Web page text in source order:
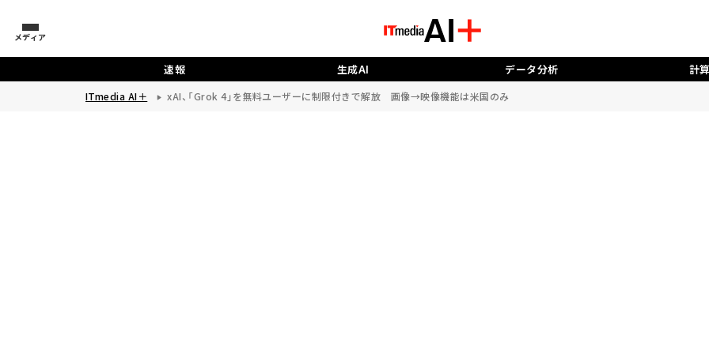
メディア
速報 生成AI データ分析 計
ITmedia AI＋ xAI、「Grok 4」を無料ユーザーに制限付きで解放 画像→映像機能は米国のみ